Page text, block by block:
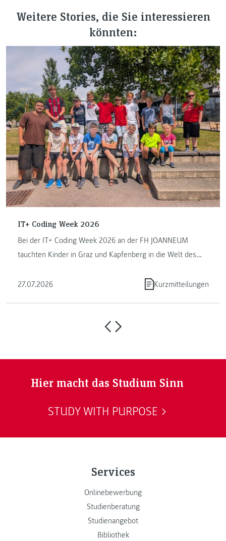
Weitere Stories, die Sie interessieren
könnten:
IT+ Coding Week 2026
Bei der IT+ Coding Week 2026 an der FH JOANNEUM
tauchten Kinder in Graz und Kapfenberg in die Welt des
27.07.2026
Kurzmitteilungen
Hier macht das Studium Sinn
STUDY WITH PURPOSE
Services
Onlinebewerbung
Studienberatung
Studienangebot
Bibliothek